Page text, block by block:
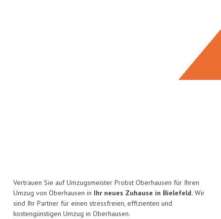
Vertrauen Sie auf Umzugsmeister Probst Oberhausen für Ihren
Umzug von Oberhausen in Ihr neues Zuhause in Bielefeld. Wir
sind Ihr Partner für einen stressfreien, effizienten und
kostengünstigen Umzug in Oberhausen.